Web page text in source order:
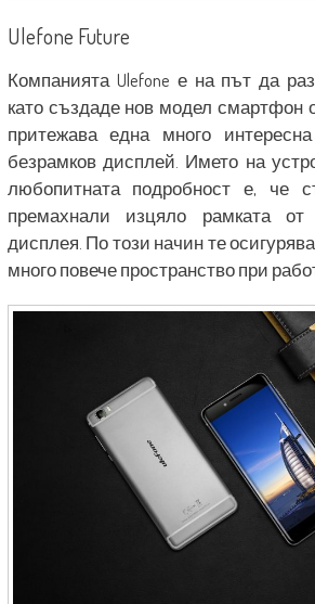
Ulefone Future
Компанията Ulefone е на път да
като създаде нов модел смартфон
притежава една много
безрамков дисплей. Името на
любопитната подробност е, че
премахнали изцяло рамката
дисплея. По този начин те
много повече пространство при